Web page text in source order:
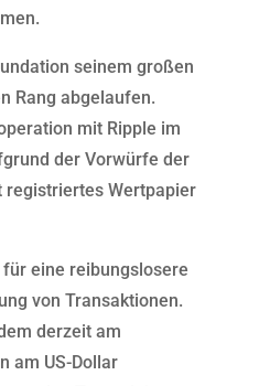
seinem großen
Rang abgelaufen.
mit Ripple im
der Vorwürfe der
registriertes Wertpapier
eine reibungslosere
von Transaktionen.
derzeit am
am US-Dollar